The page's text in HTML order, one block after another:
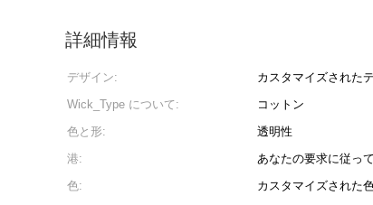
詳細情報
デザイン: カスタマイズされた
Wick_Type について:
コットン
色と形:
透明性
港:
あなたの要求に従って
色:
カスタマイズされた